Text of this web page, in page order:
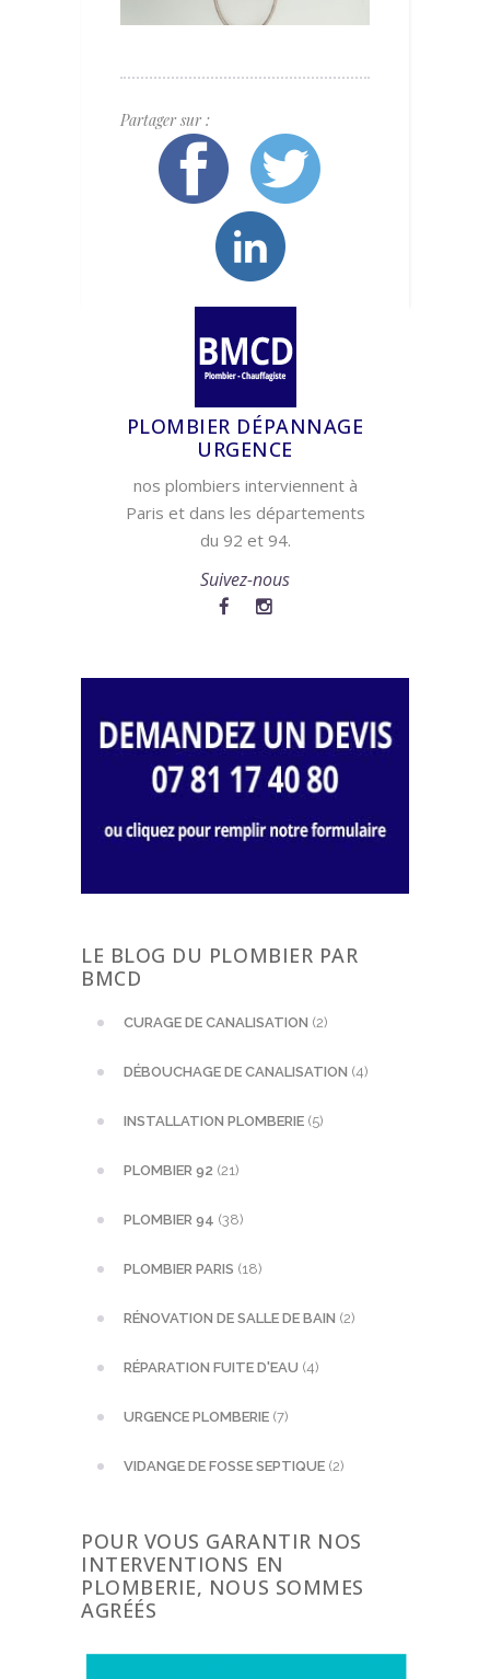
Partager sur :
PLOMBIER DÉPANNAGE
URGENCE
nos plombiers interviennent à
Paris et dans les départements
du 92 et 94.
Suivez-nous
LE BLOG DU PLOMBIER PAR
BMCD
CURAGE DE CANALISATION (2)
DÉBOUCHAGE DE CANALISATION (4)
INSTALLATION PLOMBERIE (5)
PLOMBIER 92 (21)
PLOMBIER 94 (38)
PLOMBIER PARIS (18)
RÉNOVATION DE SALLE DE BAIN (2)
RÉPARATION FUITE D'EAU (4)
URGENCE PLOMBERIE (7)
VIDANGE DE FOSSE SEPTIQUE (2)
POUR VOUS GARANTIR NOS
INTERVENTIONS EN
PLOMBERIE, NOUS SOMMES
AGRÉÉS